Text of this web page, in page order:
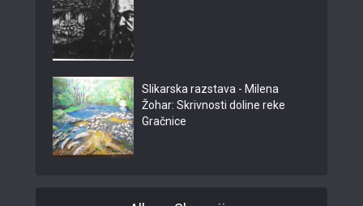
Slikarska razstava - Milena
Žohar: Skrivnosti doline reke
Gračnice